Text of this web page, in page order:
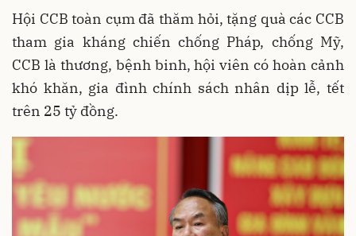
Hội CCB toàn cụm đã thăm hỏi, tặng quà các CCB
tham gia kháng chiến chống Pháp, chống Mỹ,
CCB là thương, bệnh binh, hội viên có hoàn cảnh
khó khăn, gia đình chính sách nhân dịp lễ, tết
trên 25 tỷ đồng.